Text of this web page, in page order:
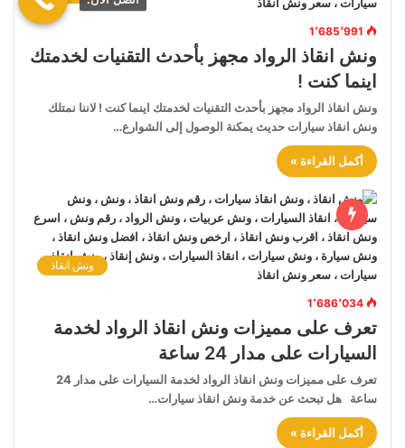
1٬685٬991
ونش انقاذ الرواد مجهز بأحدث التقنيات لخدمتك
اينما كنت !
ونش انقاذ الرواد مجهز بأحدث التقنيات لخدمتك اينما كنت ! لاننا نمتلك
ونش انقاذ سيارات حديث يمكنة الوصول إلى الشوارع…
أكمل القراءة »
ونش انقاذ
1٬686٬034
تعرف على مميزات ونش انقاذ الرواد لخدمة
السيارات على مدار 24 ساعة
تعرف على مميزات ونش انقاذ الرواد لخدمة السيارات على مدار 24
ساعة هل تبحث عن خدمة ونش انقاذ سيارات…
أكمل القراءة »